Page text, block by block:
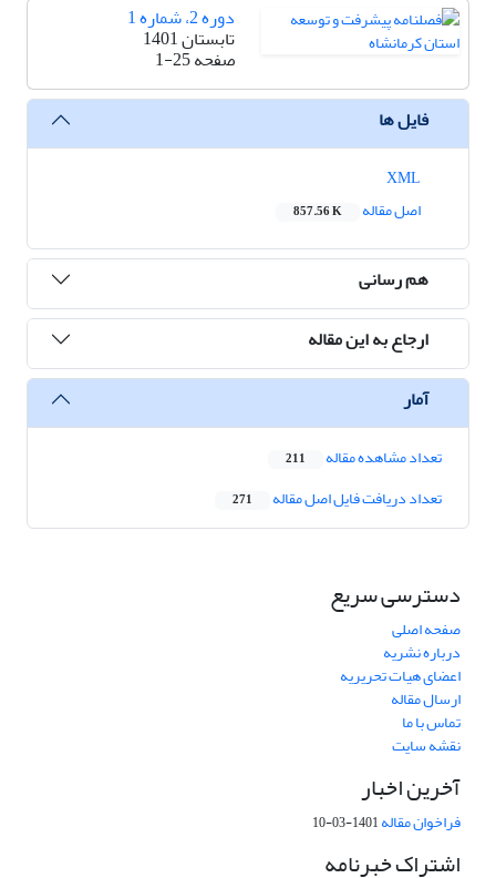
دوره 2، شماره 1
تابستان 1401
صفحه1-25
فایل ها
اصل مقاله
857.56 K
هم رسانی
ارجاع به این مقاله
آمار
تعداد مشاهده مقاله 211
تعداد دریافت فایل اصل مقاله 271
دسترسی سریع
صفحه اصلی
درباره نشریه
اعضای هیات تحریریه
ارسال مقاله
تماس با ما
نقشه سایت
آخرین اخبار
فراخوان مقاله1401-03-10
اشتراک خبرنامه